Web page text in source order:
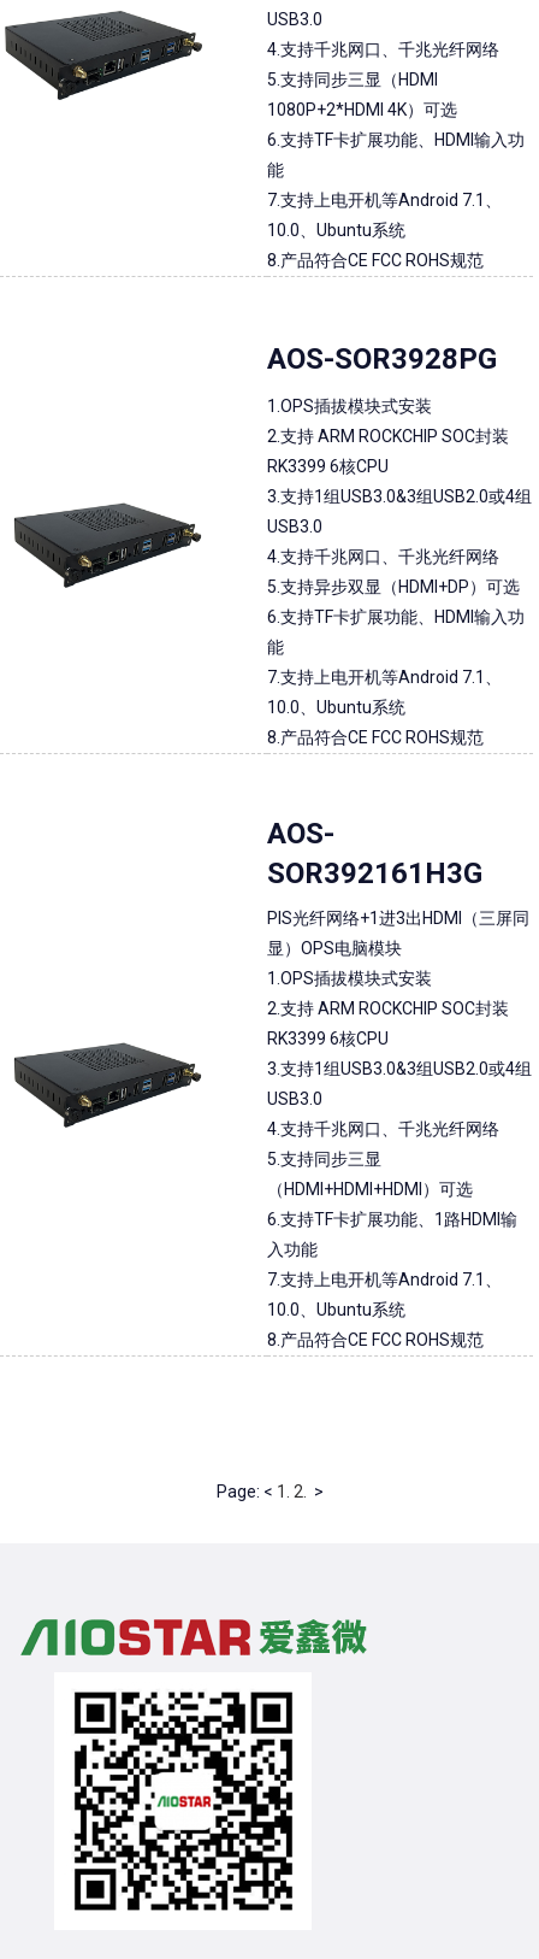
USB3.0
4.支持千兆网口、千兆光纤网络
5.支持同步三显（HDMI
1080P+2*HDMI 4K）可选
6.支持TF卡扩展功能、HDMI输入功
能
7.支持上电开机等Android 7.1、
10.0、Ubuntu系统
8.产品符合CE FCC ROHS规范
AOS-SOR3928PG
1.OPS插拔模块式安装
2.支持 ARM ROCKCHIP SOC封装
RK3399 6核CPU
3.支持1组USB3.0&3组USB2.0或4组
USB3.0
4.支持千兆网口、千兆光纤网络
5.支持异步双显（HDMI+DP）可选
6.支持TF卡扩展功能、HDMI输入功
能
7.支持上电开机等Android 7.1、
10.0、Ubuntu系统
8.产品符合CE FCC ROHS规范
AOS-
SOR392161H3G
PIS光纤网络+1进3出HDMI（三屏同
显）OPS电脑模块
1.OPS插拔模块式安装
2.支持 ARM ROCKCHIP SOC封装
RK3399 6核CPU
3.支持1组USB3.0&3组USB2.0或4组
USB3.0
4.支持千兆网口、千兆光纤网络
5.支持同步三显
（HDMI+HDMI+HDMI）可选
6.支持TF卡扩展功能、1路HDMI输
入功能
7.支持上电开机等Android 7.1、
10.0、Ubuntu系统
8.产品符合CE FCC ROHS规范
Page: < 1. 2. >